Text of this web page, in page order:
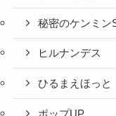
秘密のケンミン
ヒルナンデス
ひるまえほっと